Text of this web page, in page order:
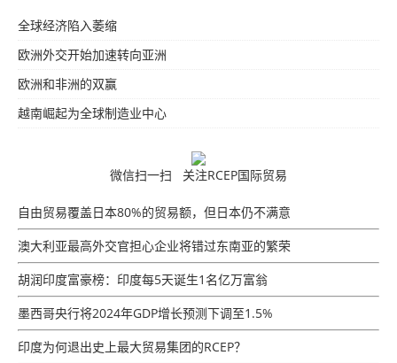
全球经济陷入萎缩
欧洲外交开始加速转向亚洲
欧洲和非洲的双赢
越南崛起为全球制造业中心
微信扫一扫 关注RCEP国际贸易
自由贸易覆盖日本80%的贸易额，但日本仍不满意
澳大利亚最高外交官担心企业将错过东南亚的繁荣
胡润印度富豪榜：印度每5天诞生1名亿万富翁
墨西哥央行将2024年GDP增​​长预测下调至1.5%
印度为何退出史上最大贸易集团的RCEP？